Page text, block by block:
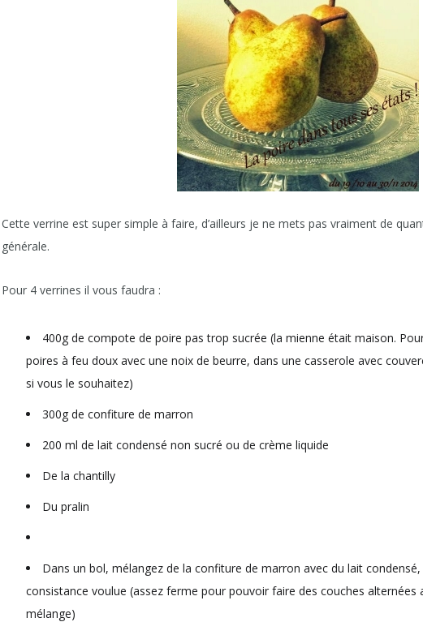
Cette verrine est super simple à faire, d’ailleurs je ne mets pas vraiment de
générale.
Pour 4 verrines il vous faudra :
400g de compote de poire pas trop sucrée (la mienne était maison.
poires à feu doux avec une noix de beurre, dans une casserole avec
si vous le souhaitez)
300g de confiture de marron
200 ml de lait condensé non sucré ou de crème liquide
De la chantilly
Du pralin
Dans un bol, mélangez de la confiture de marron avec du lait
consistance voulue (assez ferme pour pouvoir faire des couches alternées
mélange)